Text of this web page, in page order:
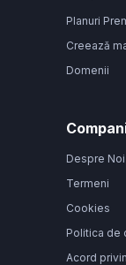
Despre Noi
Termeni
Cookies
Politica de
Acord
Planuri
Creează
Domenii